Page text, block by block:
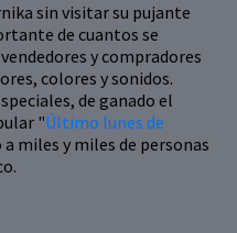
sin visitar su pujante
de cuantos se
y compradores
colores y sonidos.
de ganado el
"Último lunes de
a miles y miles de personas